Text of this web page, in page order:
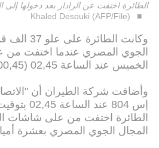
الطائرة اختفت عن الرادار بعد دخولها
Khaled Desouki (AFP/File)
وكانت
الجوي المصري عندما اختفت من
الخميس عند الساعة 02,45 (00,45 ت غ).
وأضافت شركة الطيران أن
إس 804
الطائرة اختفت من على شاشات
المجال الجوي المصري بعشرة أميال"